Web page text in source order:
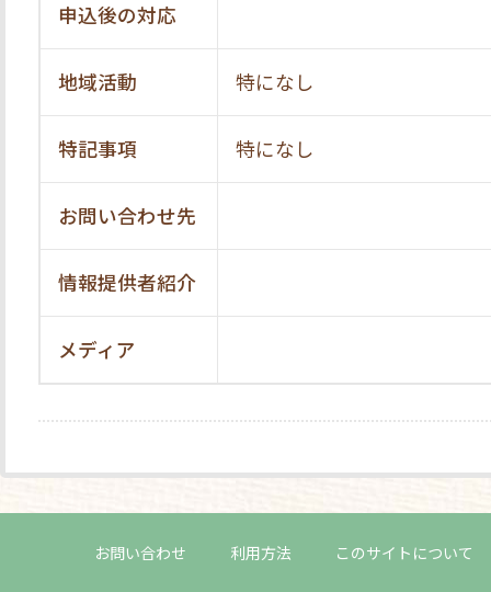
申込後の対応
地域活動 特になし
特記事項 特になし
お問い合わせ先
情報提供者紹介
メディア
お問い合わせ 利用方法 このサイトについて